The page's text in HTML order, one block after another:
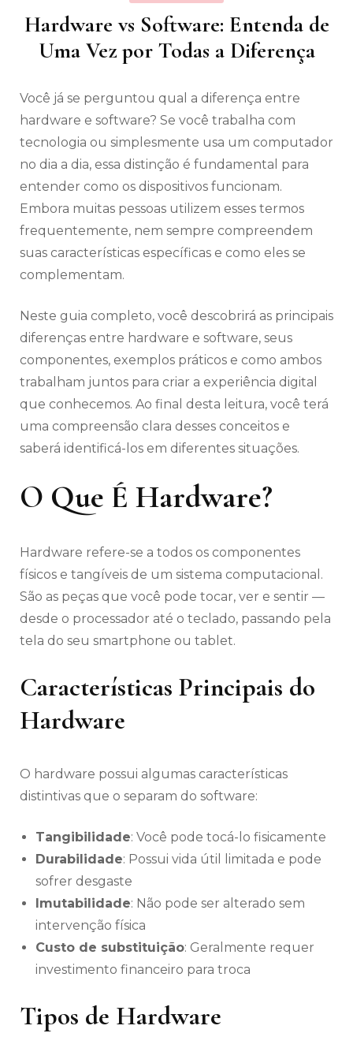
Hardware vs Software: Entenda de
Uma Vez por Todas a Diferença
Você já se perguntou qual a diferença entre
hardware e software? Se você trabalha com
tecnologia ou simplesmente usa um computador
no dia a dia, essa distinção é fundamental para
entender como os dispositivos funcionam.
Embora muitas pessoas utilizem esses termos
frequentemente, nem sempre compreendem
suas características específicas e como eles se
complementam.
Neste guia completo, você descobrirá as principais
diferenças entre hardware e software, seus
componentes, exemplos práticos e como ambos
trabalham juntos para criar a experiência digital
que conhecemos. Ao final desta leitura, você terá
uma compreensão clara desses conceitos e
saberá identificá-los em diferentes situações.
O Que É Hardware?
Hardware refere-se a todos os componentes
físicos e tangíveis de um sistema computacional.
São as peças que você pode tocar, ver e sentir —
desde o processador até o teclado, passando pela
tela do seu smartphone ou tablet.
Características Principais do
Hardware
O hardware possui algumas características
distintivas que o separam do software:
Tangibilidade: Você pode tocá-lo fisicamente
Durabilidade: Possui vida útil limitada e pode
sofrer desgaste
Imutabilidade: Não pode ser alterado sem
intervenção física
Custo de substituição: Geralmente requer
investimento financeiro para troca
Tipos de Hardware